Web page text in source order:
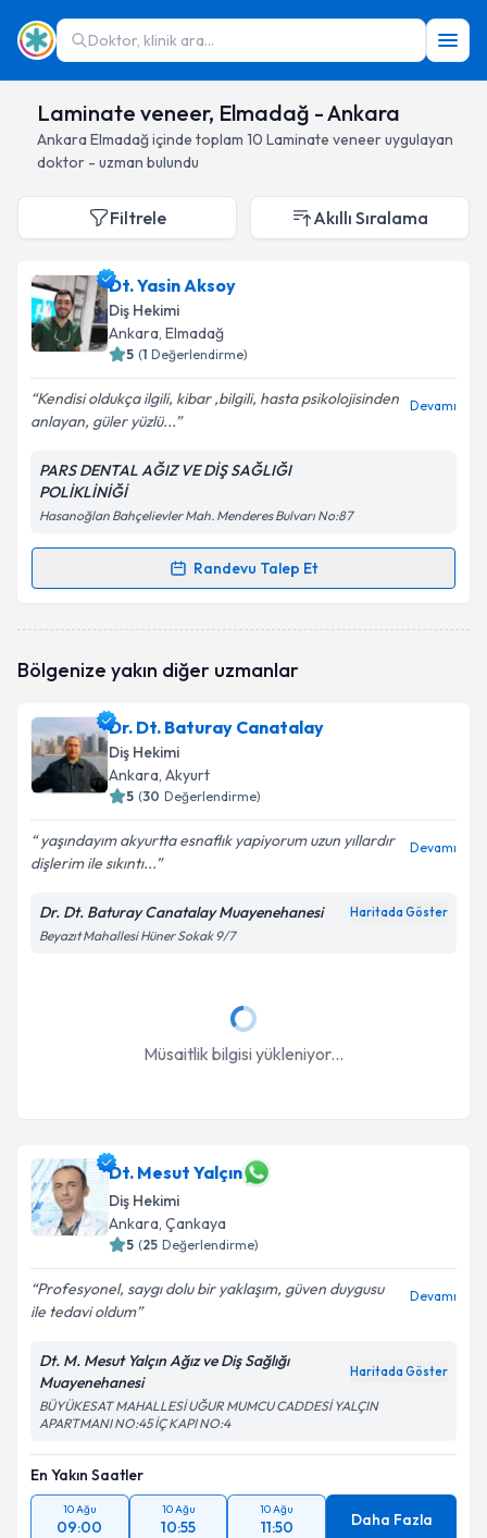
Doktor, klinik ara...
Laminate veneer, Elmadağ - Ankara
Ankara Elmadağiçinde toplam 10 Laminate veneeruygulayan
doktor - uzman bulundu
Filtrele Akıllı Sıralama
Dt. Yasin Aksoy
Diş Hekimi
Ankara, Elmadağ
5 (1 Değerlendirme)
Kendisi oldukça ilgili, kibar ,bilgili, hasta psikolojisinden
anlayan, güler yüzlü...
Devamı
PARS DENTAL AĞIZ VE DİŞ SAĞLIĞI
POLİKLİNİĞİ
Hasanoğlan Bahçelievler Mah. Menderes Bulvarı No:87
Randevu Talep Et
Randevu Takvimi Talebi
Size bu uzmandan randevu almanız için bir takvim
E-posta Adresiniz
Kişisel verilerimin işlenmesine ilişkinAydınlatma
Metni'ni okudum ve kişisel verilerimin belirtilen
Bölgenize yakın diğer uzmanlar
Dr. Dt. Baturay Canatalay
Diş Hekimi
Ankara, Akyurt
5 (30 Değerlendirme)
yaşındayım akyurtta esnaflık yapiyorum uzun yıllardır
dişlerim ile sıkıntı...
Devamı
Dr. Dt. Baturay Canatalay Muayenehanesi Haritada Göster
Beyazıt Mahallesi Hüner Sokak 9/7
Müsaitlik bilgisi yükleniyor...
Dt. Mesut Yalçın
Diş Hekimi
Ankara, Çankaya
5 (25 Değerlendirme)
Profesyonel, saygı dolu bir yaklaşım, güven duygusu
ile tedavi oldum
Devamı
Dt. M. Mesut Yalçın Ağız ve Diş Sağlığı
Muayenehanesi
Haritada Göster
BÜYÜKESAT MAHALLESİ UĞUR MUMCU CADDESİ YALÇIN
APARTMANI NO:45 İÇ KAPI NO:4
En Yakın Saatler
10 Ağu
09:00
10 Ağu
10:55
10 Ağu
11:50 Daha Fazla